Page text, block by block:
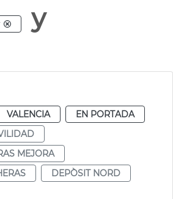
y
VALENCIA
EN PORTADA
MEJORA
DEPÒSIT NORD